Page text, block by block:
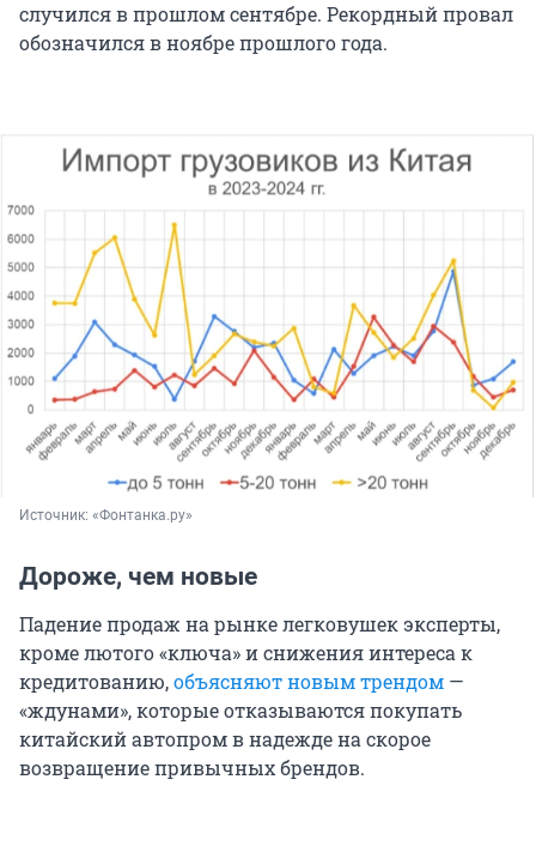
случился в прошлом сентябре. Рекордный провал
обозначился в ноябре прошлого года.
Источник: «Фонтанка.ру»
Дороже, чем новые
Падение продаж на рынке легковушек эксперты,
кроме лютого «ключа» и снижения интереса к
кредитованию,объясняют новым трендом —
«ждунами», которые отказываются покупать
китайский автопром в надежде на скорое
возвращение привычных брендов.